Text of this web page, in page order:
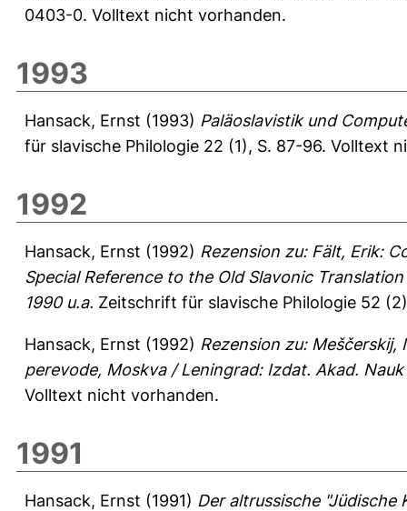
0403-0. Volltext nicht vorhanden.
1993
Hansack, Ernst (1993) Paläoslavistik und
für slavische Philologie 22 (1), S. 87-96. Volltext
1992
Hansack, Ernst (1992) Rezension zu: Fält, Erik:
Special Reference to the Old Slavonic
1990 u.a. Zeitschrift für slavische Philologie 52
Hansack, Ernst (1992) Rezension zu:
perevode, Moskva / Leningrad: Izdat. Akad. Nauk
Volltext nicht vorhanden.
1991
Hansack, Ernst (1991) Der altrussische